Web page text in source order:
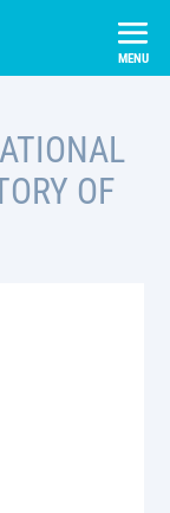
of Science
OF